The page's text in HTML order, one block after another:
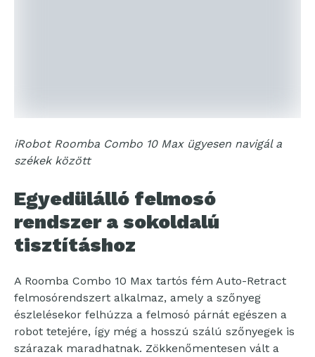
iRobot Roomba Combo 10 Max ügyesen navigál a
székek között
Egyedülálló felmosó
rendszer a sokoldalú
tisztításhoz
A Roomba Combo 10 Max tartós fém Auto-Retract
felmosórendszert alkalmaz, amely a szőnyeg
észlelésekor felhúzza a felmosó párnát egészen a
robot tetejére, így még a hosszú szálú szőnyegek is
szárazak maradhatnak. Zökkenőmentesen vált a